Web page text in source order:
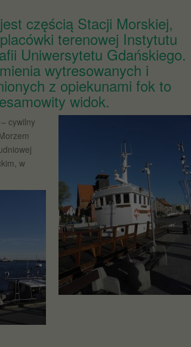
częścią Stacji Morskiej,
terenowej Instytutu
Uniwersytetu Gdańskiego.
wytresowanych i
z opiekunami fok to
widok.
– cywilny
w